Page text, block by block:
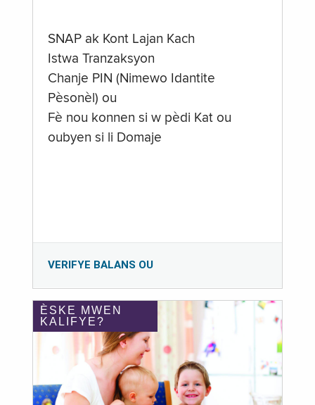
SNAP ak Kont Lajan Kach
Istwa Tranzaksyon
Chanje PIN (Nimewo Idantite
Pèsonèl) ou
Fè nou konnen si w pèdi Kat ou
oubyen si li Domaje
VERIFYE BALANS OU
ÈSKE MWEN
KALIFYE?